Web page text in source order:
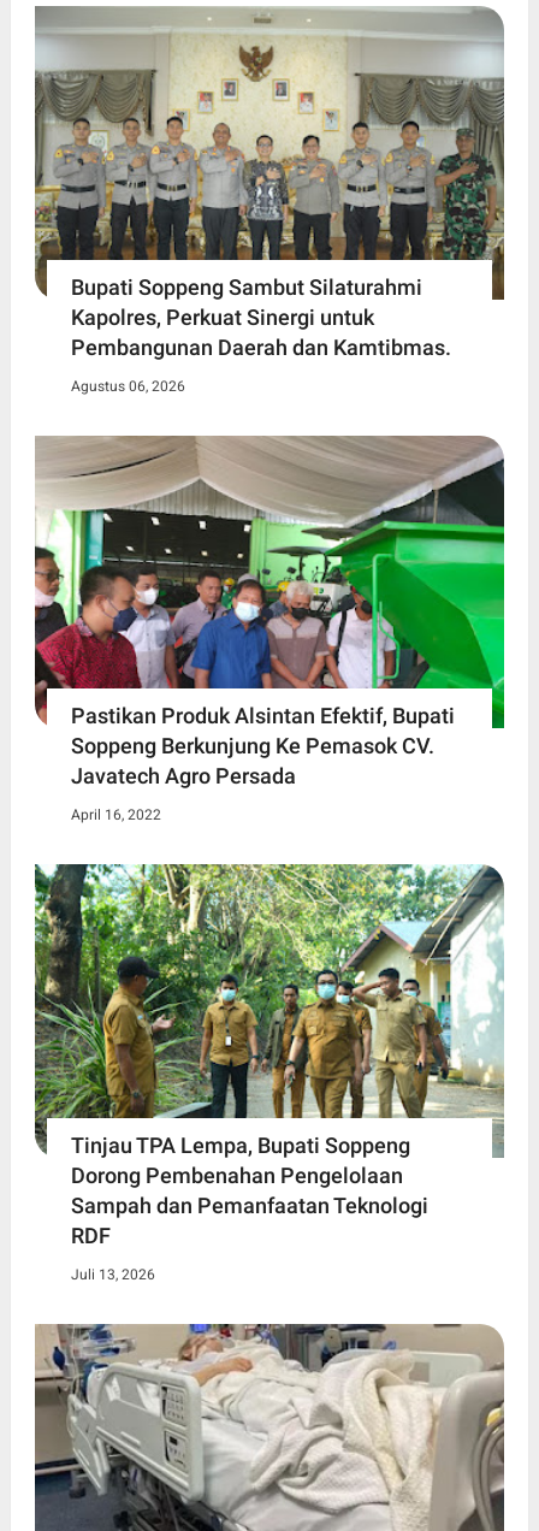
Bupati Soppeng Sambut Silaturahmi
Kapolres, Perkuat Sinergi untuk
Pembangunan Daerah dan Kamtibmas.
Agustus 06, 2026
Pastikan Produk Alsintan Efektif, Bupati
Soppeng Berkunjung Ke Pemasok CV.
Javatech Agro Persada
April 16, 2022
Tinjau TPA Lempa, Bupati Soppeng
Dorong Pembenahan Pengelolaan
Sampah dan Pemanfaatan Teknologi
RDF
Juli 13, 2026